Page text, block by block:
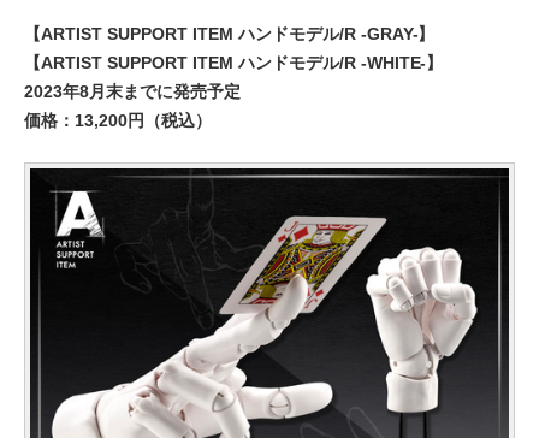
【ARTIST SUPPORT ITEM ハンドモデル/R -GRAY-】
【ARTIST SUPPORT ITEM ハンドモデル/R -WHITE-】
2023年8月末までに発売予定
価格：13,200円（税込）